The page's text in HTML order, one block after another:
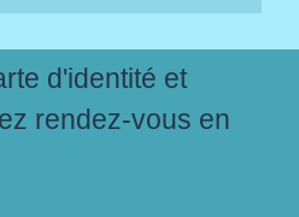
d'identité et
rendez-vous en